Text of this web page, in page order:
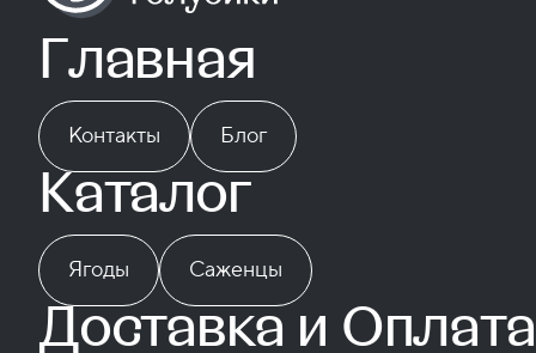
Главная
Контакты Блог
Каталог
Ягоды Саженцы
Доставка и Оплата
Спасибо
за доверие!
Наш
менеджер
скоро
свяжется
с вами.